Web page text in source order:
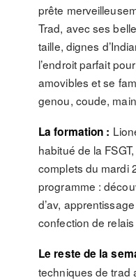
prête
Trad, avec ses
taille, dignes
l’endroit parfait
amovibles et se
genou, coude,
La formation :
habitué de la
complets du mardi
programme :
d’av,
confection de relais
Le reste de la
techniques de trad